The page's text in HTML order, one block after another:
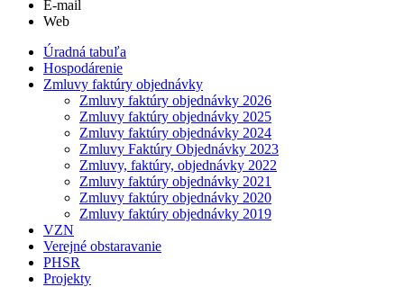
E-mail
Web
Úradná tabuľa
Hospodárenie
Zmluvy faktúry objednávky
Zmluvy faktúry objednávky 2026
Zmluvy faktúry objednávky 2025
Zmluvy faktúry objednávky 2024
Zmluvy Faktúry Objednávky 2023
Zmluvy, faktúry, objednávky 2022
Zmluvy faktúry objednávky 2021
Zmluvy faktúry objednávky 2020
Zmluvy faktúry objednávky 2019
VZN
Verejné obstaravanie
PHSR
Projekty